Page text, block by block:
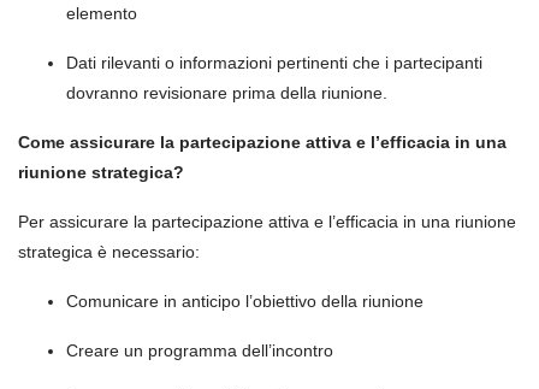
elemento
Dati rilevanti o informazioni pertinenti che i partecipanti
dovranno revisionare prima della riunione.
Come assicurare la partecipazione attiva e l’efficacia in una
riunione strategica?
Per assicurare la partecipazione attiva e l’efficacia in una riunione
strategica è necessario:
Comunicare in anticipo l’obiettivo della riunione
Creare un programma dell’incontro